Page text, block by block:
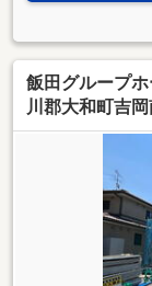
飯田グループ
川郡大和町吉